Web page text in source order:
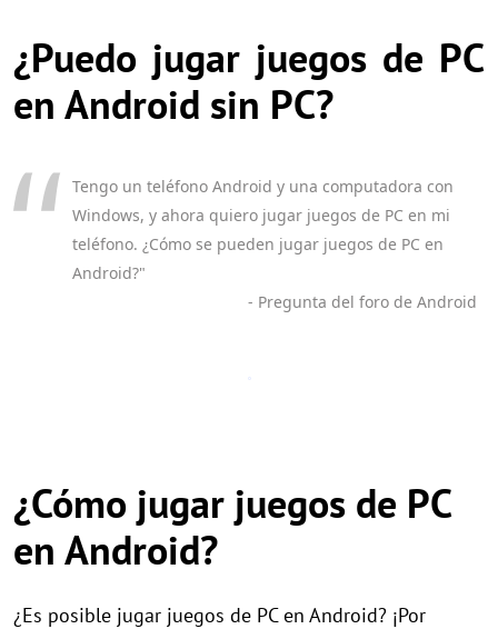
¿Puedo jugar juegos de PC
en Android sin PC?
Tengo un teléfono Android y una computadora con
Windows, y ahora quiero jugar juegos de PC en mi
teléfono. ¿Cómo se pueden jugar juegos de PC en
Android?"
- Pregunta del foro de Android
¿Cómo jugar juegos de PC
en Android?
¿Es posible jugar juegos de PC en Android? ¡Por